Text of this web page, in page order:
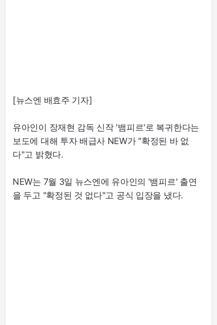
[뉴스엔 배효주 기자]
유아인이 장재현 감독 신작 '뱀피르'로 복귀한다는
보도에 대해 투자 배급사 NEW가 "확정된 바 없
다"고 밝혔다.
NEW는 7월 3일 뉴스엔에 유아인의 '뱀피르' 출연
을 두고 "확정된 것 없다"고 공식 입장을 냈다.